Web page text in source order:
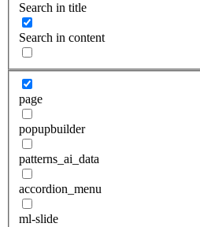
Search in title
Search in content
page
popupbuilder
patterns_ai_data
accordion_menu
ml-slide